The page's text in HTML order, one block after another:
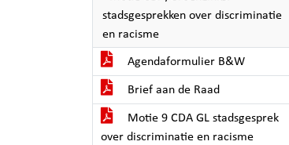
stadsgesprekken over discriminatie
en racisme
Agendaformulier B&W
Brief aan de Raad
Motie 9 CDA GL stadsgesprek
over discriminatie en racisme